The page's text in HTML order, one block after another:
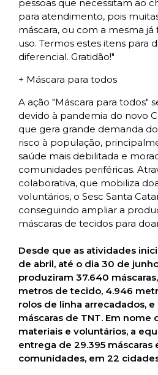
pessoas que necessitam ao
para atendimento, pois
máscara, ou com a mesma
uso. Termos estes itens para
diferencial. Gratidão!"
+ Máscara para todos
A ação "Máscara para todos"
devido à pandemia do novo
que gera grande demanda
risco à população,
saúde mais debilitada e
comunidades periféricas.
colaborativa, que mobiliza
voluntários, o Sesc Santa
conseguindo ampliar a
máscaras de tecidos para
Desde que as atividades
de abril, até o dia 30 de
produziram 37.640
metros de tecido, 4.946
rolos de linha arrecadados, e
máscaras de TNT. Em nome
materiais e voluntários, a
entrega de 29.395 máscaras
comunidades, em 22